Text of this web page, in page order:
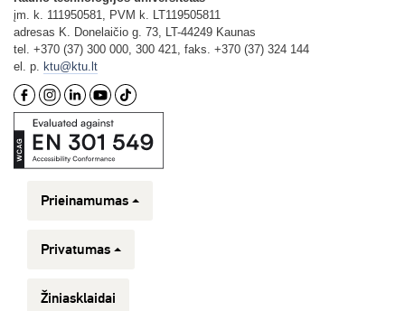
įm. k. 111950581, PVM k. LT119505811
adresas K. Donelaičio g. 73, LT-44249 Kaunas
tel. +370 (37) 300 000, 300 421, faks. +370 (37) 324 144
el. p. ktu@ktu.lt
Prieinamumas
Privatumas
Žiniasklaidai